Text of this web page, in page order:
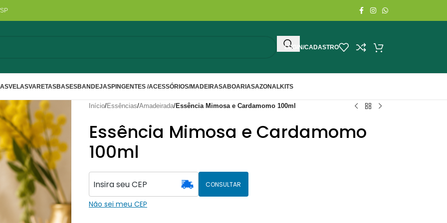
LOGIN/CADASTRO
VELASVARETASBASESBANDEJASPINGENTES /ACESSÓRIOS/MADEIRASABOARIASAZONALKITS
Início/Essências/Amadeirada/Essência Mimosa e Cardamomo 100ml
Essência Mimosa e Cardamomo
100ml
CONSULTAR
Não sei meu CEP